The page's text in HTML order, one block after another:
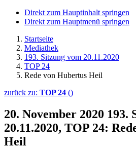
Direkt zum Hauptinhalt springen
Direkt zum Hauptmenü springen
Startseite
Mediathek
193. Sitzung vom 20.11.2020
TOP 24
Rede von Hubertus Heil
zurück zu: TOP 24 ()
20. November 2020 193.
20.11.2020, TOP 24:
Heil